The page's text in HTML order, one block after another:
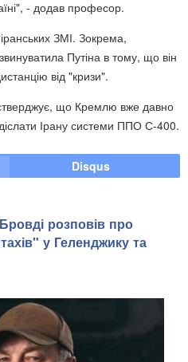
- додав професор.
ЗМІ. Зокрема,
Путіна в тому, що він
від "кризи".
що Кремлю вже давно
Ірану системи ППО С-400.
Disqus
розповів про
у Геленджику та